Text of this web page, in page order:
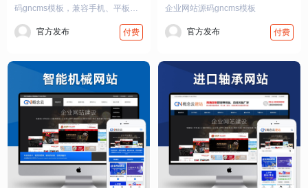
码gncms模板，兼容手机、平板、
电…
官方发布
付费
企业网站源码gncms模板
官方发布 付费